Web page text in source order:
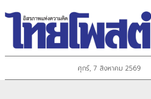
ศุกร์, 7 สิงหาคม 2569